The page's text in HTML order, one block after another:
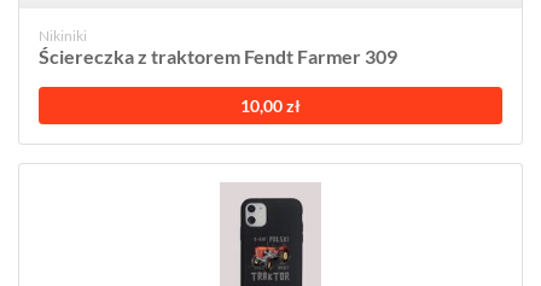
Nikiniki
Ściereczka z traktorem Fendt Farmer 309
10,00 zł